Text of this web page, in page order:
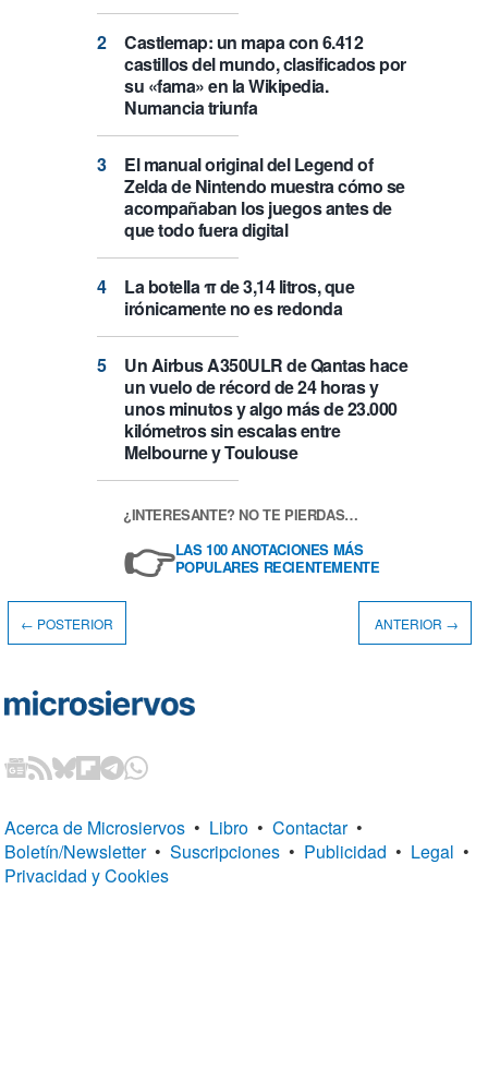
Castlemap: un mapa con 6.412
castillos del mundo, clasificados por
su «fama» en la Wikipedia.
Numancia triunfa
El manual original del Legend of
Zelda de Nintendo muestra cómo se
acompañaban los juegos antes de
que todo fuera digital
La botella π de 3,14 litros, que
irónicamente no es redonda
Un Airbus A350ULR de Qantas hace
un vuelo de récord de 24 horas y
unos minutos y algo más de 23.000
kilómetros sin escalas entre
Melbourne y Toulouse
¿INTERESANTE? NO TE PIERDAS…
👉LAS 100 ANOTACIONES MÁS
POPULARES RECIENTEMENTE
← POSTERIOR ANTERIOR →
Acerca de Microsiervos • Libro • Contactar •
Boletín/Newsletter • Suscripciones • Publicidad • Legal •
Privacidad y Cookies